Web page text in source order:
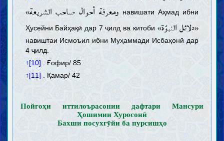
ومعرفة أحوال صاحب الشریعة» навишати Аҳмад ибни
Ҳусейни Байҳақӣ дар 7 ҷилд ва китоби «دلائل النبوّة»
навиштаи Исмоъил ибни Муҳаммади Исбаҳонӣ дар
4 ҷилд.
↑[10] . Ғофир/ 85
↑[11] . Қамар/ 42
Пойгоҳи иттилоърасонии дафтари Мансури
Ҳошимии Хуросонӣ
Бахши посухгӯйи ба пурсишҳо